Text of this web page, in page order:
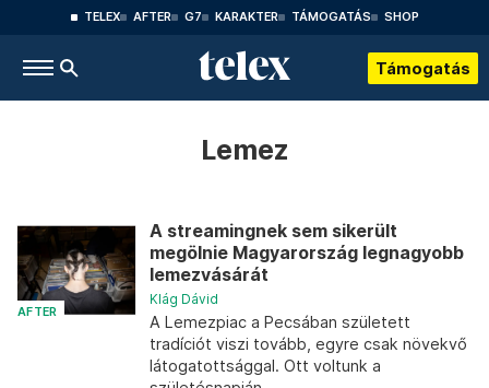
TELEX AFTER G7 KARAKTER TÁMOGATÁS SHOP
Támogatás
Lemez
AFTER
A streamingnek sem sikerült
megölnie Magyarország legnagyobb
lemezvásárát
Klág Dávid
A Lemezpiac a Pecsában született
tradíciót viszi tovább, egyre csak növekvő
látogatottsággal. Ott voltunk a